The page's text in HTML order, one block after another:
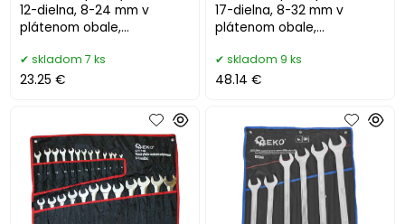
12-dielna, 8-24 mm v
plátenom obale,
skladom 7 ks
23.25 €
17-dielna, 8-32 mm v
plátenom obale,
skladom 9 ks
48.14 €